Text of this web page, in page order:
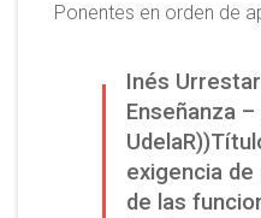
Ponentes en orden de
Inés
Enseñanza –
exigencia
de las